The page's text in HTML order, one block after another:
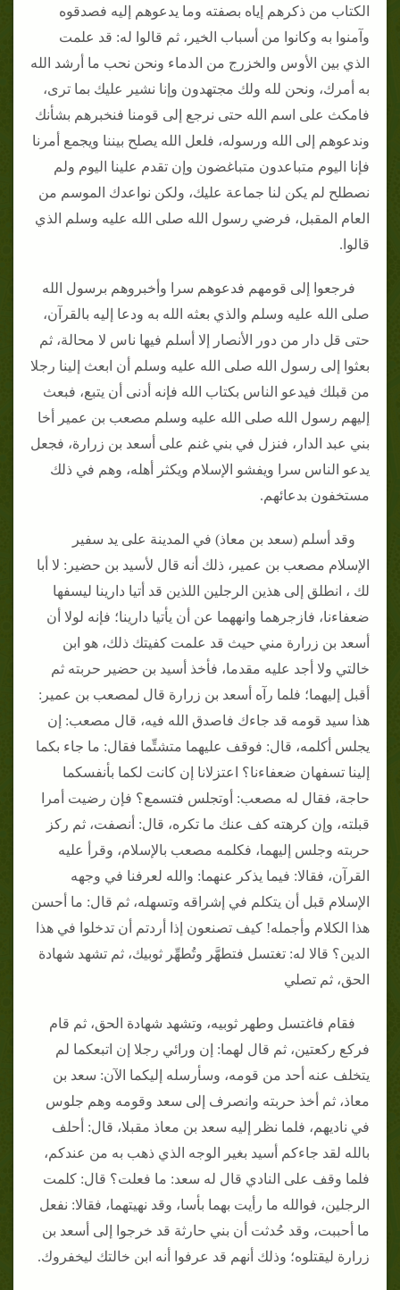
الكتاب من ذكرهم إياه بصفته وما يدعوهم إليه فصدقوه
وآمنوا به وكانوا من أسباب الخير، ثم قالوا له: قد علمت
الذي بين الأوس والخزرج من الدماء ونحن نحب ما أرشد الله
به أمرك، ونحن لله ولك مجتهدون وإنا نشير عليك بما ترى،
فامكث على اسم الله حتى نرجع إلى قومنا فنخبرهم بشأنك
وندعوهم إلى الله ورسوله، فلعل الله يصلح بيننا ويجمع أمرنا
فإنا اليوم متباعدون متباغضون وإن تقدم علينا اليوم ولم
نصطلح لم يكن لنا جماعة عليك، ولكن نواعدك الموسم من
العام المقبل، فرضي رسول الله صلى الله عليه وسلم الذي
قالوا.
فرجعوا إلى قومهم فدعوهم سرا وأخبروهم برسول الله
صلى الله عليه وسلم والذي بعثه الله به ودعا إليه بالقرآن،
حتى قل دار من دور الأنصار إلا أسلم فيها ناس لا محالة، ثم
بعثوا إلى رسول الله صلى الله عليه وسلم أن ابعث إلينا رجلا
من قبلك فيدعو الناس بكتاب الله فإنه أدنى أن يتبع، فبعث
إليهم رسول الله صلى الله عليه وسلم مصعب بن عمير أخا
بني عبد الدار، فنزل في بني غنم على أسعد بن زرارة، فجعل
يدعو الناس سرا ويفشو الإسلام ويكثر أهله، وهم في ذلك
مستخفون بدعائهم.
وقد أسلم (سعد بن معاذ) في المدينة على يد سفير
الإسلام مصعب بن عمير، ذلك أنه قال لأسيد بن حضير: لا أبا
لك ، انطلق إلى هذين الرجلين اللذين قد أتيا دارينا ليسفها
ضعفاءنا، فازجرهما وانههما عن أن يأتيا دارينا؛ فإنه لولا أن
أسعد بن زرارة مني حيث قد علمت كفيتك ذلك، هو ابن
خالتي ولا أجد عليه مقدما، فأخذ أسيد بن حضير حربته ثم
أقبل إليهما؛ فلما رآه أسعد بن زرارة قال لمصعب بن عمير:
هذا سيد قومه قد جاءك فاصدق الله فيه، قال مصعب: إن
يجلس أكلمه، قال: فوقف عليهما متشتِّما فقال: ما جاء بكما
إلينا تسفهان ضعفاءنا؟ اعتزلانا إن كانت لكما بأنفسكما
حاجة، فقال له مصعب: أوتجلس فتسمع؟ فإن رضيت أمرا
قبلته، وإن كرهته كف عنك ما تكره، قال: أنصفت، ثم ركز
حربته وجلس إليهما، فكلمه مصعب بالإسلام، وقرأ عليه
القرآن، فقالا: فيما يذكر عنهما: والله لعرفنا في وجهه
الإسلام قبل أن يتكلم في إشراقه وتسهله، ثم قال: ما أحسن
هذا الكلام وأجمله! كيف تصنعون إذا أردتم أن تدخلوا في هذا
الدين؟ قالا له: تغتسل فتطهَّر وتُطهِّر ثوبيك، ثم تشهد شهادة
الحق، ثم تصلي
فقام فاغتسل وطهر ثوبيه، وتشهد شهادة الحق، ثم قام
فركع ركعتين، ثم قال لهما: إن ورائي رجلا إن اتبعكما لم
يتخلف عنه أحد من قومه، وسأرسله إليكما الآن: سعد بن
معاذ، ثم أخذ حربته وانصرف إلى سعد وقومه وهم جلوس
في ناديهم، فلما نظر إليه سعد بن معاذ مقبلا، قال: أحلف
بالله لقد جاءكم أسيد بغير الوجه الذي ذهب به من عندكم،
فلما وقف على النادي قال له سعد: ما فعلت؟ قال: كلمت
الرجلين، فوالله ما رأيت بهما بأسا، وقد نهيتهما، فقالا: نفعل
ما أحببت، وقد حُدثت أن بني حارثة قد خرجوا إلى أسعد بن
زرارة ليقتلوه؛ وذلك أنهم قد عرفوا أنه ابن خالتك ليخفروك.